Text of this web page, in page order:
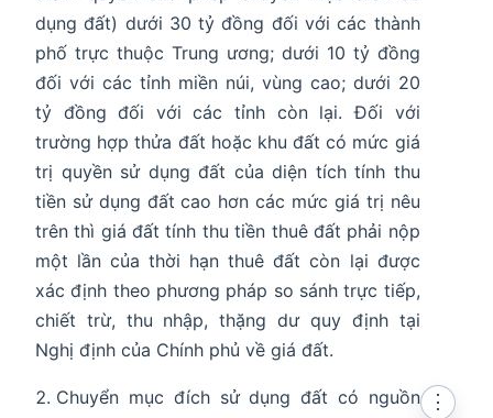
dụng đất) dưới 30 tỷ đồng đối với các thành
phố trực thuộc Trung ương; dưới 10 tỷ đồng
đối với các tỉnh miền núi, vùng cao; dưới 20
tỷ đồng đối với các tỉnh còn lại. Đối với
trường hợp thửa đất hoặc khu đất có mức giá
trị quyền sử dụng đất của diện tích tính thu
tiền sử dụng đất cao hơn các mức giá trị nêu
trên thì giá đất tính thu tiền thuê đất phải nộp
một lần của thời hạn thuê đất còn lại được
xác định theo phương pháp so sánh trực tiếp,
chiết trừ, thu nhập, thặng dư quy định tại
Nghị định của Chính phủ về giá đất.
Chuyển mục đích sử dụng đất có nguồn
⋮